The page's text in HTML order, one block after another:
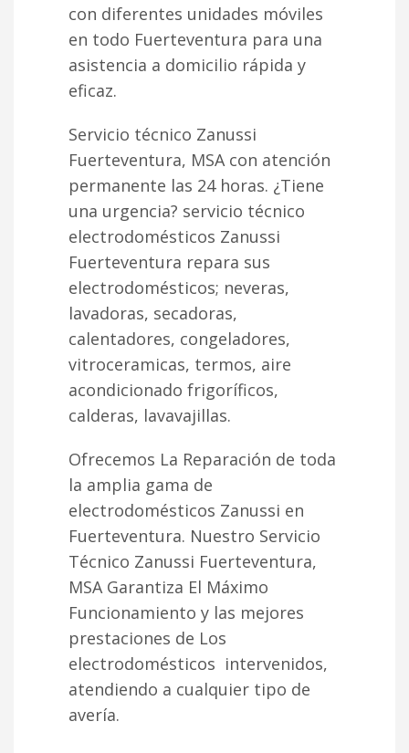
con diferentes unidades móviles
en todo Fuerteventura para una
asistencia a domicilio rápida y
eficaz.
Servicio técnico Zanussi
Fuerteventura, MSA con atención
permanente las 24 horas. ¿Tiene
una urgencia? servicio técnico
electrodomésticos Zanussi
Fuerteventura repara sus
electrodomésticos; neveras,
lavadoras, secadoras,
calentadores, congeladores,
vitroceramicas, termos, aire
acondicionado frigoríficos,
calderas, lavavajillas.
Ofrecemos La Reparación de toda
la amplia gama de
electrodomésticos Zanussi en
Fuerteventura. Nuestro Servicio
Técnico Zanussi Fuerteventura,
MSA Garantiza El Máximo
Funcionamiento y las mejores
prestaciones de Los
electrodomésticos intervenidos,
atendiendo a cualquier tipo de
avería.